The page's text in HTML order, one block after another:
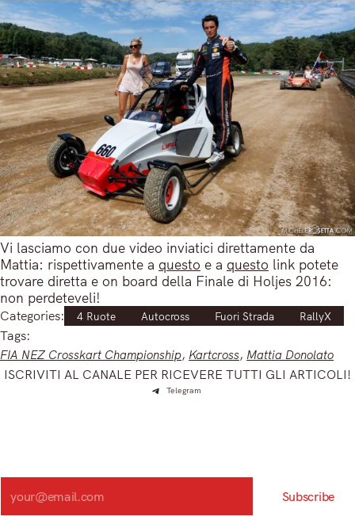
Vi lasciamo con due video inviatici direttamente da
Mattia: rispettivamente a questo e a questo link potete
trovare diretta e on board della Finale di Holjes 2016:
non perdeteveli!
Categories: 4 Ruote Autocross Fuori Strada RallyX
Tags:
FIA NEZ Crosskart Championship, Kartcross, Mattia Donolato
ISCRIVITI AL CANALE PER RICEVERE TUTTI GLI ARTICOLI!
Telegram
Search
Subscribe